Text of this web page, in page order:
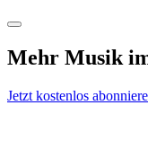
Mehr Musik
Jetzt kostenlos